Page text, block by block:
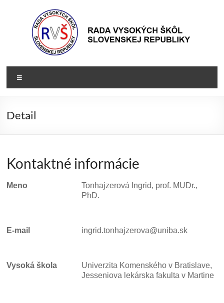
Rada
VŠ
Rada
vysokých
republiky
Detail
Kontaktné informácie
Meno
Tonhajzerová Ingrid, prof. MUDr.,
PhD.
E-mail ingrid.tonhajzerova@uniba.sk
Vysoká škola
Univerzita Komenského v Bratislave,
Jesseniova lekárska fakulta v Martine